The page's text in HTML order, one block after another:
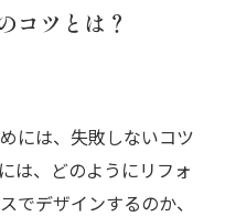
コツとは？
には、失敗しないコツ
は、どのようにリフォ
でデザインするのか、